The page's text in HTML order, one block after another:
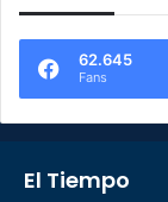
62.645
Fans
El Tiempo